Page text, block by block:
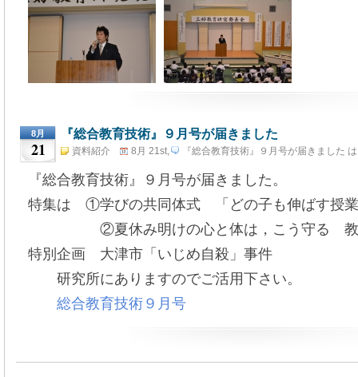
8月
21
『総合教育技術』９月号が届きました
『総合教育技術』９月号が届きました は
資料紹介
8月 21st,
『総合教育技術』９月号が届きました。
特集は ①学びの共同体式 「どの子も伸ばす授業
②夏休み明けの心と体は，こう守る 教師
特別企画 大津市「いじめ自殺」事件
研究所にありますのでご活用下さい。
総合教育技術９月号